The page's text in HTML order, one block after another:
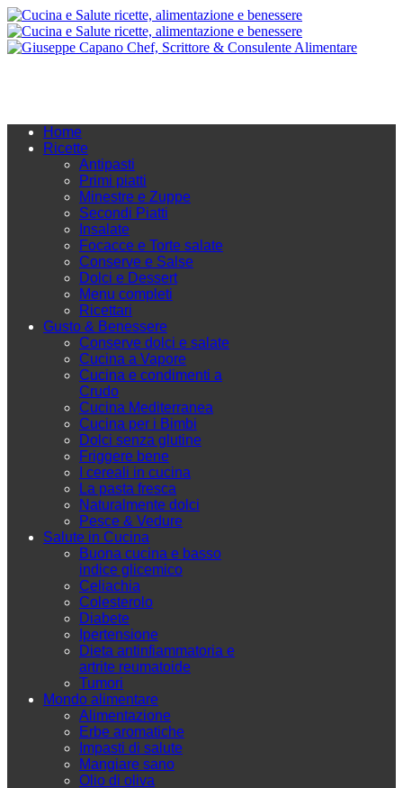
Home
Ricette
Antipasti
Primi piatti
Minestre e Zuppe
Secondi Piatti
Insalate
Focacce e Torte salate
Conserve e Salse
Dolci e Dessert
Menu completi
Ricettari
Gusto & Benessere
Conserve dolci e salate
Cucina a Vapore
Cucina e condimenti a
Crudo
Cucina Mediterranea
Cucina per i Bimbi
Dolci senza glutine
Friggere bene
I cereali in cucina
La pasta fresca
Naturalmente dolci
Pesce & Vedure
Salute in Cucina
Buona cucina e basso
indice glicemico
Celiachia
Colesterolo
Diabete
Ipertensione
Dieta antinfiammatoria e
artrite reumatoide
Tumori
Mondo alimentare
Alimentazione
Erbe aromatiche
Impasti di salute
Mangiare sano
Olio di oliva